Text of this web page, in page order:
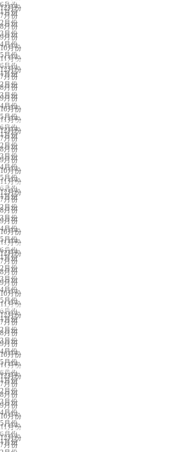
12月份
6月份
7月份
8月份
9月份
10月份
11月份
12月份
1月份
2月份
3月份
4月份
5月份
6月份
7月份
8月份
9月份
10月份
11月份
12月份
沈阳展会排期
1月份
2月份
3月份
4月份
5月份
6月份
7月份
8月份
9月份
10月份
11月份
12月份
临沂展会排期
1月份
2月份
3月份
4月份
5月份
6月份
7月份
8月份
9月份
10月份
11月份
12月份
西安展会排期
1月份
2月份
3月份
4月份
5月份
6月份
7月份
8月份
9月份
10月份
11月份
12月份
银川展会排期
1月份
2月份
3月份
4月份
5月份
6月份
7月份
8月份
9月份
10月份
11月份
12月份
南昌展会排期
1月份
2月份
3月份
4月份
5月份
6月份
7月份
8月份
9月份
10月份
11月份
12月份
东营展会排期
1月份
2月份
3月份
4月份
5月份
6月份
7月份
厦门展会排期
1月份